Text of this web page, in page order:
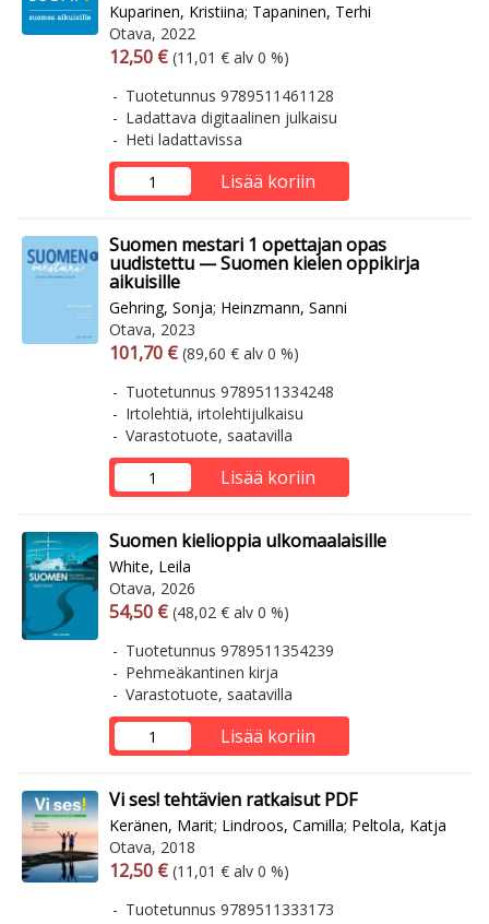
Kuparinen, Kristiina; Tapaninen, Terhi
Otava, 2022
Arvonlisäverollinen hinta
12,50 € Arvonlisäveroton hinta
(11,01 € alv 0 %)
Tuotetunnus 9789511461128
Ladattava digitaalinen julkaisu
Heti ladattavissa
Lisää koriin
Suomen mestari 1 opettajan opas
uudistettu — Suomen kielen oppikirja
aikuisille
Gehring, Sonja; Heinzmann, Sanni
Otava, 2023
Arvonlisäverollinen hinta
101,70 € Arvonlisäveroton hinta
(89,60 € alv 0 %)
Tuotetunnus 9789511334248
Irtolehtiä, irtolehtijulkaisu
Varastotuote, saatavilla
Lisää koriin
Suomen kielioppia ulkomaalaisille
White, Leila
Otava, 2026
Arvonlisäverollinen hinta
54,50 € Arvonlisäveroton hinta
(48,02 € alv 0 %)
Tuotetunnus 9789511354239
Pehmeäkantinen kirja
Varastotuote, saatavilla
Lisää koriin
Vi ses! tehtävien ratkaisut PDF
Keränen, Marit; Lindroos, Camilla; Peltola, Katja
Otava, 2018
Arvonlisäverollinen hinta
12,50 € Arvonlisäveroton hinta
(11,01 € alv 0 %)
Tuotetunnus 9789511333173